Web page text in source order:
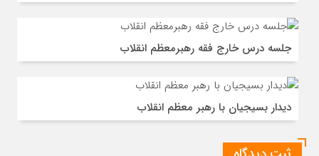
جلسه درس خارج فقه رهبرمعظم انقلاب
دیدار بسیجیان با رهبر معظم انقلاب